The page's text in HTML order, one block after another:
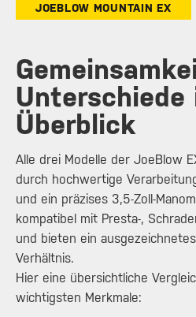
JOEBLOW MOUNTAIN EX
Unterschiede
Überblick
Alle drei Modelle der JoeBlow
durch hochwertige
und ein präzises 3,5-Zoll-
kompatibel mit Presta-,
und bieten ein
Verhältnis.
Hier eine übersichtliche
wichtigsten Merkmale: